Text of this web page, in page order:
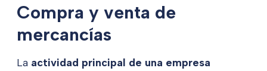
Compra y venta de
mercancías
La actividad principal de una empresa